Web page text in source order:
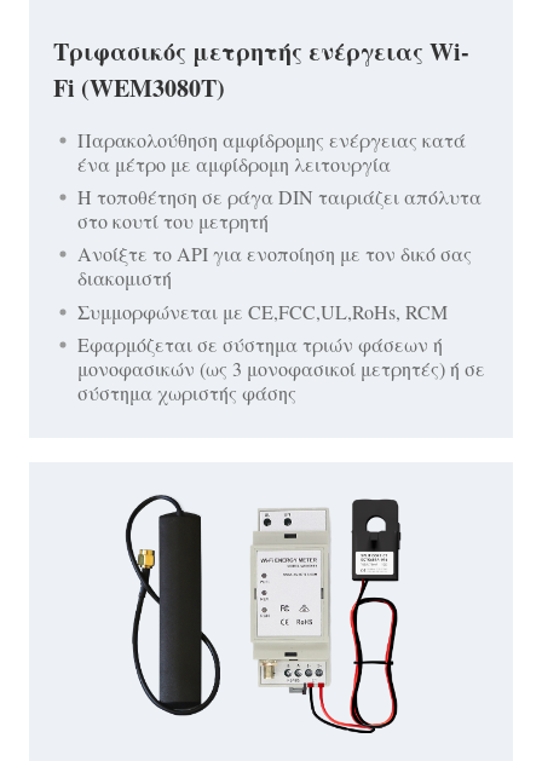
Τριφασικός μετρητής ενέργειας Wi-
Fi (WEM3080T)
Παρακολούθηση αμφίδρομης ενέργειας κατά
ένα μέτρο με αμφίδρομη λειτουργία
Η τοποθέτηση σε ράγα DIN ταιριάζει απόλυτα
στο κουτί του μετρητή
Ανοίξτε το API για ενοποίηση με τον δικό σας
διακομιστή
Συμμορφώνεται με CE,FCC,UL,RoHs, RCM
Εφαρμόζεται σε σύστημα τριών φάσεων ή
μονοφασικών (ως 3 μονοφασικοί μετρητές) ή σε
σύστημα χωριστής φάσης